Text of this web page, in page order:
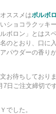
ススメはポルボ
ショコラクッキ
ルボロン」とはス
のとおり、口に
パウダーの香り
お待ちしておりま
7日ご注文締切で
でした。